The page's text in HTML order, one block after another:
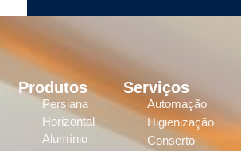
Produtos
Persiana
Horizontal
Alumínio
Serviços
Automação
Higienização
Conserto